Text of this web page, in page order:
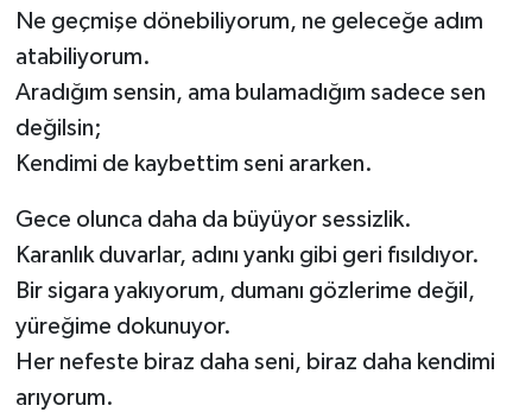
Ne geçmişe dönebiliyorum, ne geleceğe adım
atabiliyorum.
Aradığım sensin, ama bulamadığım sadece sen
değilsin;
Kendimi de kaybettim seni ararken.
Gece olunca daha da büyüyor sessizlik.
Karanlık duvarlar, adını yankı gibi geri fısıldıyor.
Bir sigara yakıyorum, dumanı gözlerime değil,
yüreğime dokunuyor.
Her nefeste biraz daha seni, biraz daha kendimi
arıyorum.